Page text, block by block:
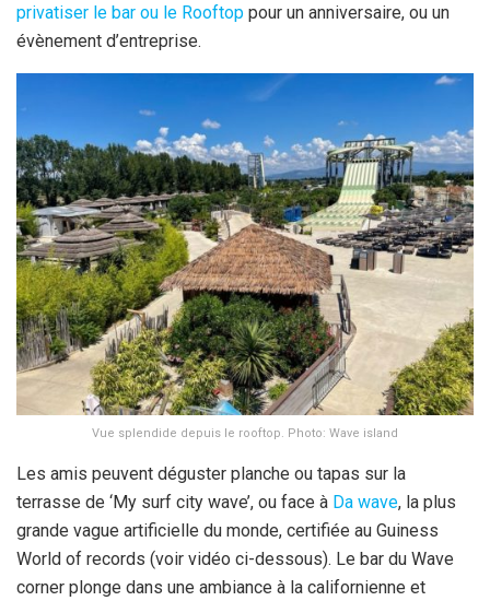
privatiser le bar ou le Rooftop pour un anniversaire, ou un
évènement d’entreprise.
Vue splendide depuis le rooftop. Photo: Wave island
Les amis peuvent déguster planche ou tapas sur la
terrasse de ‘My surf city wave’, ou face à Da wave, la plus
grande vague artificielle du monde, certifiée au Guiness
World of records (voir vidéo ci-dessous). Le bar du Wave
corner plonge dans une ambiance à la californienne et